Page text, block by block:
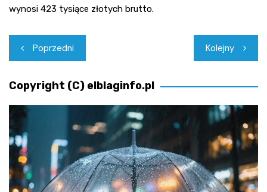
wynosi 423 tysiące złotych brutto.
Nawigacja
wpisu
Poprzedni Kolejny
Copyright (C) elblaginfo.pl